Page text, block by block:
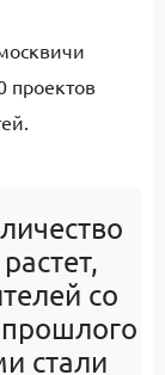
проектов
растет,
со
стали